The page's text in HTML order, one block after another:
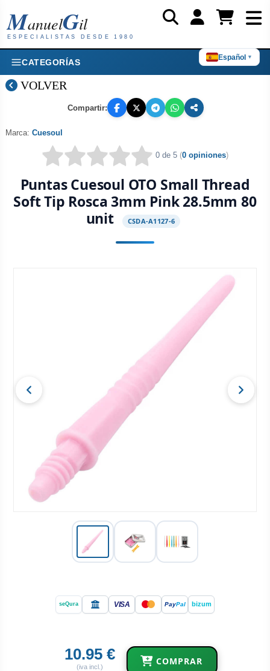
Español ▼
ManuelGil
ESPECIALISTAS DESDE 1980
CATEGORÍAS
VOLVER
Compartir:
seQura VISA PayPal bizum
10.95 €
(iva incl.) COMPRAR
0 de 5 (0 opiniones)
Puntas Cuesoul OTO Small Thread
Soft Tip Rosca 3mm Pink 28.5mm 80
unit
CSDA-A1127-6
Marca: Cuesoul